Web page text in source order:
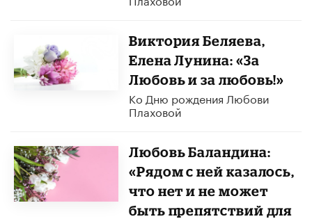
Виктория Беляева,
Елена Лунина: «За
Любовь и за любовь!»
Ко Дню рождения Любови
Плаховой
Любовь Баландина:
«Рядом с ней казалось,
что нет и не может
быть препятствий для